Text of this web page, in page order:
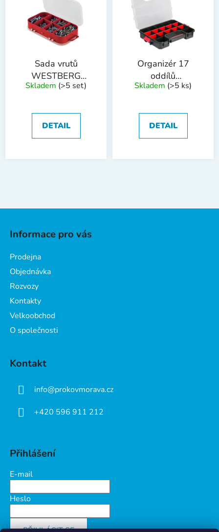
Sada vrutů
WESTBERG
310ks
Skladem (>5 set)
DETAIL
Organizér 17
oddílů
37.5x29x6.7cm
Skladem (>5 ks)
DETAIL
Informace pro vás
Prodejna
Objednávka
Rozvozy
Kontakty
Velkoobchod
O společnosti
Kontakt
info@prokovmorava.cz
+420 596 911 212
Přihlášení
E-mail
Heslo